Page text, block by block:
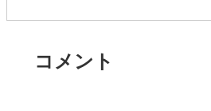
コメント